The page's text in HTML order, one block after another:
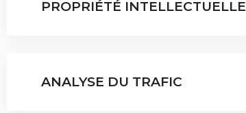
PROPRIÉTÉ INTELLECTUELLE
ANALYSE DU TRAFIC